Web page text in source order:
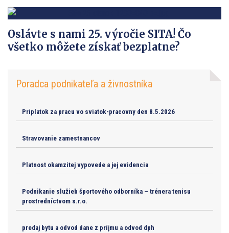
Oslávte s nami 25. výročie SITA! Čo
všetko môžete získať bezplatne?
Poradca podnikateľa a živnostníka
Priplatok za pracu vo sviatok-pracovny den 8.5.2026
Stravovanie zamestnancov
Platnost okamzitej vypovede a jej evidencia
Podnikanie služieb športového odborníka – trénera tenisu
prostredníctvom s.r.o.
predaj bytu a odvod dane z príjmu a odvod dph